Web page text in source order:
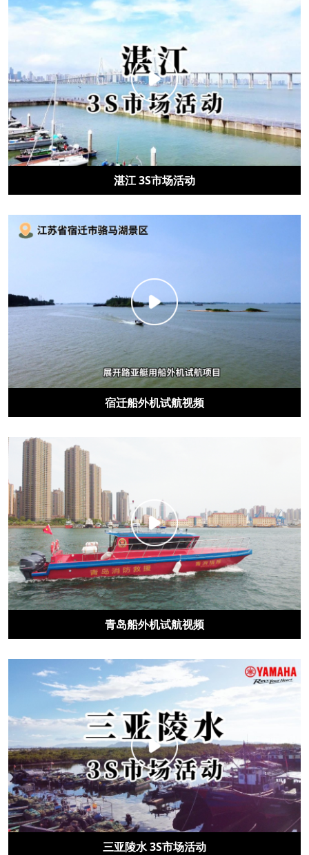
湛江 3S市场活动
宿迁船外机试航视频
青岛船外机试航视频
三亚陵水 3S市场活动